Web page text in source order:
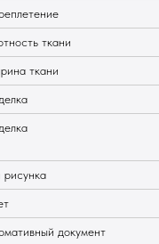
ткани
ткани
рисунка
документ